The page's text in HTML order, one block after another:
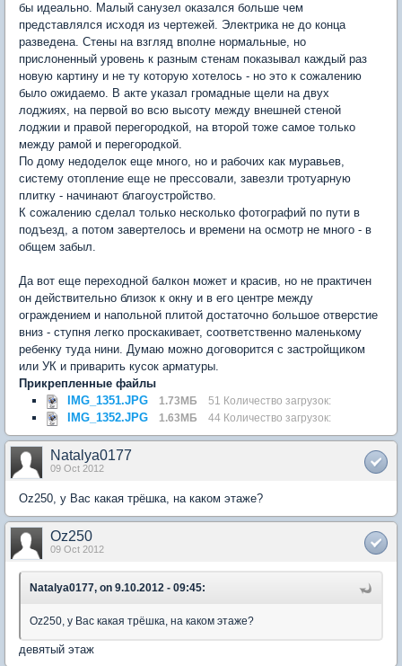
бы идеально. Малый санузел оказался больше чем
представлялся исходя из чертежей. Электрика не до конца
разведена. Стены на взгляд вполне нормальные, но
прислоненный уровень к разным стенам показывал каждый раз
новую картину и не ту которую хотелось - но это к сожалению
было ожидаемо. В акте указал громадные щели на двух
лоджиях, на первой во всю высоту между внешней стеной
лоджии и правой перегородкой, на второй тоже самое только
между рамой и перегородкой.
По дому недоделок еще много, но и рабочих как муравьев,
систему отопление еще не прессовали, завезли тротуарную
плитку - начинают благоустройство.
К сожалению сделал только несколько фотографий по пути в
подъезд, а потом завертелось и времени на осмотр не много - в
общем забыл.
Да вот еще переходной балкон может и красив, но не практичен
он действительно близок к окну и в его центре между
ограждением и напольной плитой достаточно большое отверстие
вниз - ступня легко проскакивает, соответственно маленькому
ребенку туда нини. Думаю можно договорится c застройщиком
или УК и приварить кусок арматуры.
Прикрепленные файлы
IMG_1351.JPG
1.73МБ 51 Количество загрузок:
IMG_1352.JPG 1.63МБ 44 Количество загрузок:
Natalya0177
09 Oct 2012
Oz250, у Вас какая трёшка, на каком этаже?
Oz250
09 Oct 2012
Natalya0177, on 9.10.2012 - 09:45:
Oz250, у Вас какая трёшка, на каком этаже?
девятый этаж